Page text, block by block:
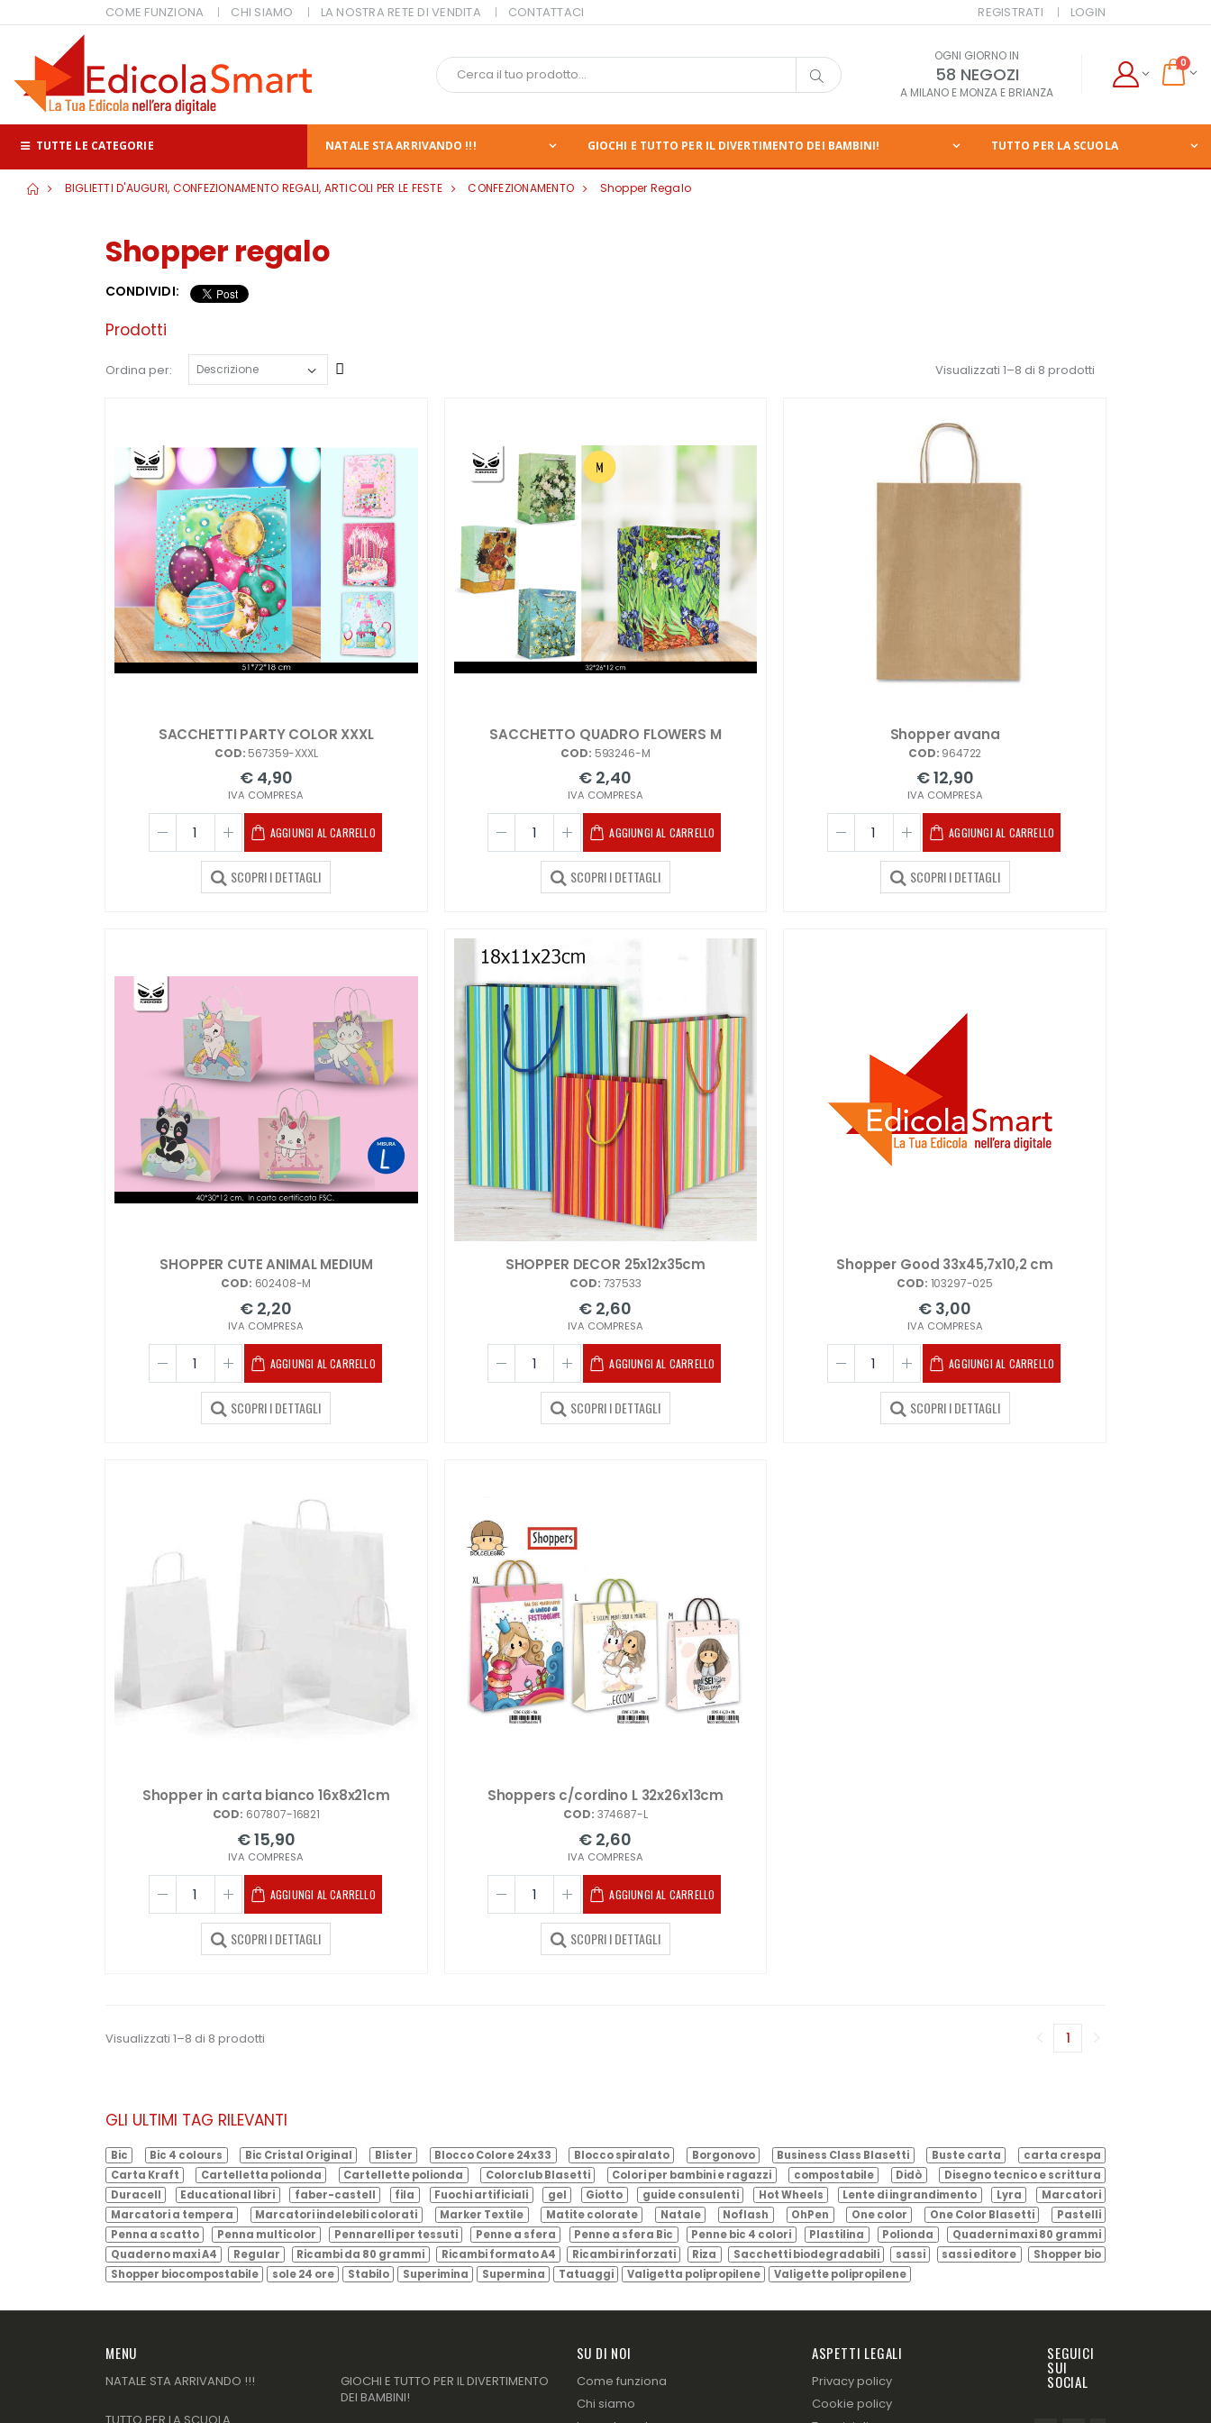
COME FUNZIONA CHI SIAMO LA NOSTRA RETE DI VENDITA CONTATTACI REGISTRATI LOGIN
OGNI GIORNO IN
58 NEGOZI
A MILANO E MONZA E BRIANZA
0
TUTTE LE CATEGORIE NATALE STA ARRIVANDO !!! GIOCHI E TUTTO PER IL DIVERTIMENTO DEI BAMBINI! TUTTO PER LA SCUOLA
BIGLIETTI D'AUGURI, CONFEZIONAMENTO REGALI, ARTICOLI PER LE FESTE CONFEZIONAMENTO Shopper Regalo
Shopper regalo
CONDIVIDI:
Prodotti
Ordina per: Visualizzati 1–8 di 8 prodotti
SACCHETTI PARTY COLOR XXXL
COD: 567359-XXXL
€ 4,90
IVA COMPRESA
AGGIUNGI AL CARRELLO
SCOPRI I DETTAGLI
SACCHETTO QUADRO FLOWERS M
COD: 593246-M
€ 2,40
IVA COMPRESA
AGGIUNGI AL CARRELLO
SCOPRI I DETTAGLI
Shopper avana
COD: 964722
€ 12,90
IVA COMPRESA
AGGIUNGI AL CARRELLO
SCOPRI I DETTAGLI
SHOPPER CUTE ANIMAL MEDIUM
COD: 602408-M
€ 2,20
IVA COMPRESA
AGGIUNGI AL CARRELLO
SCOPRI I DETTAGLI
SHOPPER DECOR 25x12x35cm
COD: 737533
€ 2,60
IVA COMPRESA
AGGIUNGI AL CARRELLO
SCOPRI I DETTAGLI
Shopper Good 33x45,7x10,2 cm
COD: 103297-025
€ 3,00
IVA COMPRESA
AGGIUNGI AL CARRELLO
SCOPRI I DETTAGLI
Shopper in carta bianco 16x8x21cm
COD: 607807-16821
€ 15,90
IVA COMPRESA
AGGIUNGI AL CARRELLO
SCOPRI I DETTAGLI
Shoppers c/cordino L 32x26x13cm
COD: 374687-L
€ 2,60
IVA COMPRESA
AGGIUNGI AL CARRELLO
SCOPRI I DETTAGLI
Visualizzati 1–8 di 8 prodotti 1(corrente)
GLI ULTIMI TAG RILEVANTI
Bic Bic 4 colours Bic Cristal Original Blister Blocco Colore 24x33 Blocco spiralato Borgonovo Business Class Blasetti Buste carta
carta crespa
Carta Kraft
Cartelletta polionda Cartellette polionda Colorclub Blasetti Colori per bambini e ragazzi compostabile Didò
Disegno tecnico e scrittura
Duracell
Educational libri faber-castell fila Fuochi artificiali gel Giotto guide consulenti Hot Wheels Lente di ingrandimento Lyra
Marcatori
Marcatori a tempera
Marcatori indelebili colorati Marker Textile Matite colorate Natale Noflash OhPen One color One Color Blasetti
Pastelli
Penna a scatto
Penna multicolor Pennarelli per tessuti Penne a sfera Penne a sfera Bic Penne bic 4 colori Plastilina Polionda
Quaderni maxi 80 grammi
Quaderno maxi A4
Regular Ricambi da 80 grammi Ricambi formato A4 Ricambi rinforzati Riza Sacchetti biodegradabili sassi sassi editore
Shopper bio
Shopper biocompostabile
sole 24 ore Stabilo Superimina Supermina Tatuaggi Valigetta polipropilene Valigette polipropilene
MENU
NATALE STA ARRIVANDO !!!
GIOCHI E TUTTO PER IL DIVERTIMENTO
DEI BAMBINI!
TUTTO PER LA SCUOLA
SU DI NOI
Come funziona
Chi siamo
ASPETTI LEGALI
Privacy policy
Cookie policy
SEGUICI
SUI
SOCIAL